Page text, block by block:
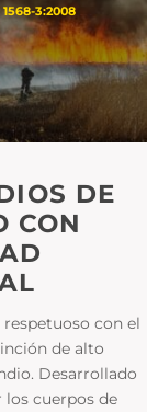
3:2008
DE
CON
con el
de alto
Desarrollado
cuerpos de